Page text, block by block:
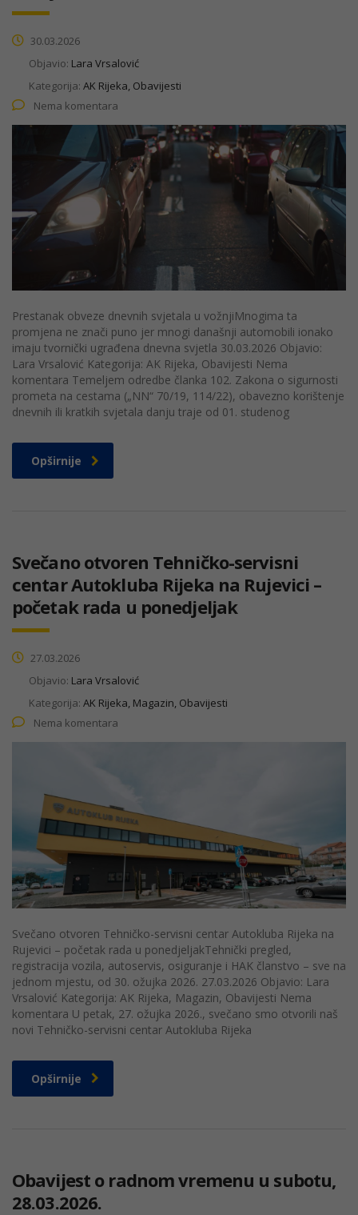
30.03.2026
Objavio: Lara Vrsalović
Kategorija: AK Rijeka, Obavijesti
Nema komentara
Prestanak obveze dnevnih svjetala u vožnjiMnogima ta
promjena ne znači puno jer mnogi današnji automobili ionako
imaju tvornički ugrađena dnevna svjetla 30.03.2026 Objavio:
Lara Vrsalović Kategorija: AK Rijeka, Obavijesti Nema
komentara Temeljem odredbe članka 102. Zakona o sigurnosti
prometa na cestama („NN“ 70/19, 114/22), obavezno korištenje
dnevnih ili kratkih svjetala danju traje od 01. studenog
Opširnije
Svečano otvoren Tehničko-servisni
centar Autokluba Rijeka na Rujevici –
početak rada u ponedjeljak
27.03.2026
Objavio: Lara Vrsalović
Kategorija: AK Rijeka, Magazin, Obavijesti
Nema komentara
Svečano otvoren Tehničko-servisni centar Autokluba Rijeka na
Rujevici – početak rada u ponedjeljakTehnički pregled,
registracija vozila, autoservis, osiguranje i HAK članstvo – sve na
jednom mjestu, od 30. ožujka 2026. 27.03.2026 Objavio: Lara
Vrsalović Kategorija: AK Rijeka, Magazin, Obavijesti Nema
komentara U petak, 27. ožujka 2026., svečano smo otvorili naš
novi Tehničko-servisni centar Autokluba Rijeka
Opširnije
Obavijest o radnom vremenu u subotu,
28.03.2026.